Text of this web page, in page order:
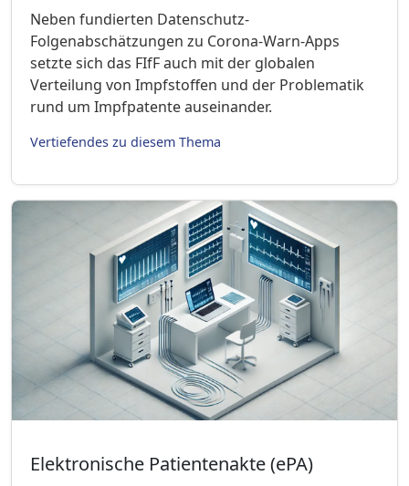
Neben fundierten Datenschutz-
Folgenabschätzungen zu Corona-Warn-Apps
setzte sich das FIfF auch mit der globalen
Verteilung von Impfstoffen und der Problematik
rund um Impfpatente auseinander.
Vertiefendes zu diesem Thema
Elektronische Patientenakte (ePA)